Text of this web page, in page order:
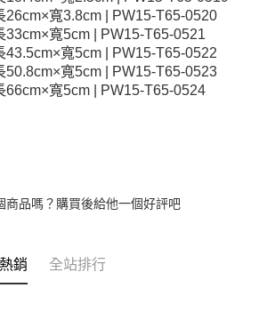
26cm×寬3.8cm | PW15-T65-0520
33cm×寬5cm | PW15-T65-0521
43.5cm×寬5cm | PW15-T65-0522
50.8cm×寬5cm | PW15-T65-0523
66cm×寬5cm | PW15-T65-0524
商品嗎？購買後給他一個好評吧
銷 全站排行